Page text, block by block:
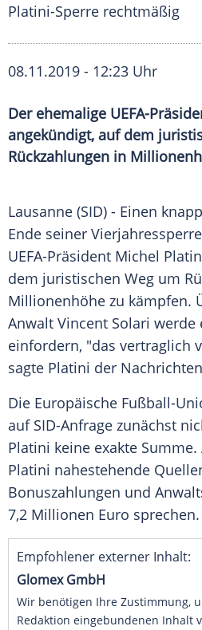
Platini-Sperre rechtmäßig
08.11.2019 - 12:23 Uhr
Der ehemalige UEFA-
angekündigt, auf dem
Rückzahlungen in
Lausanne (SID) - Einen
Ende seiner Vierjahressperre
UEFA-Präsident Michel
dem juristischen Weg um
Millionenhöhe zu kämpfen.
Anwalt Vincent Solari werde
einfordern, "das vertraglich
sagte Platini der
Die Europäische Fußball-
auf SID-Anfrage zunächst
Platini keine exakte
Platini nahestehende
Bonuszahlungen und
7,2 Millionen Euro sprechen.
Empfohlener externer Inhalt:
Glomex GmbH
Wir benötigen Ihre Zustimmung,
Redaktion eingebundenen Inhalt